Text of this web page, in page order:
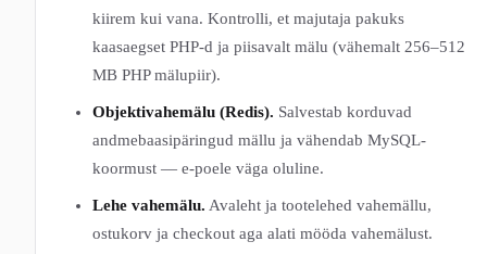
kiirem kui vana. Kontrolli, et majutaja pakuks
kaasaegset PHP-d ja piisavalt mälu (vähemalt 256–512
MB PHP mälupiir).
Objektivahemälu (Redis). Salvestab korduvad
andmebaasipäringud mällu ja vähendab MySQL-
koormust — e-poele väga oluline.
Lehe vahemälu. Avaleht ja tootelehed vahemällu,
ostukorv ja checkout aga alati mööda vahemälust.